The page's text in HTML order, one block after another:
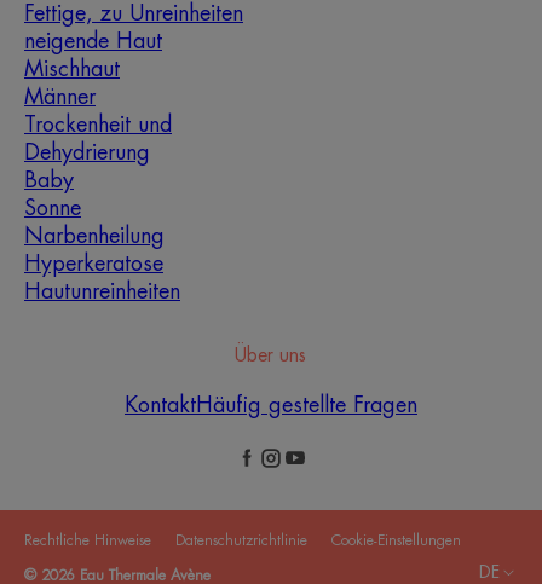
Fettige, zu Unreinheiten
neigende Haut
Mischhaut
Männer
Trockenheit und
Dehydrierung
Baby
Sonne
Narbenheilung
Hyperkeratose
Hautunreinheiten
Über uns
KontaktHäufig gestellte Fragen
Rechtliche Hinweise Datenschutzrichtlinie Cookie-Einstellungen
© 2026 Eau Thermale Avène DE